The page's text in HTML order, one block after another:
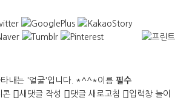
타내는 '얼굴'입니다. *^^*
콘 새댓글 작성 댓글 새로고침
입력창 늘이
이름 필수